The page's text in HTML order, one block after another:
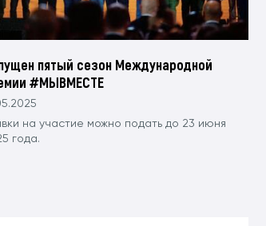
пятый сезон Международной
#МЫВМЕСТЕ
на участие можно подать до 23 июня
года.